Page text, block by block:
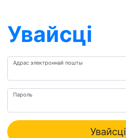
Увайсці
Адрас электроннай пошты
Пароль
Увайсці